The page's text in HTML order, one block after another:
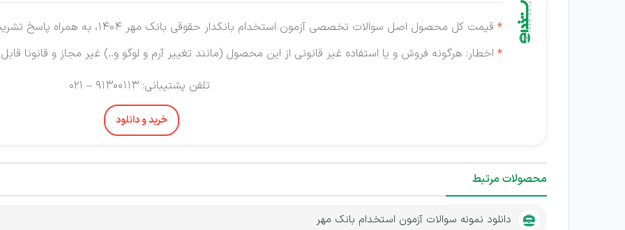
* قیمت کل محصول اصل سوالات تخصصی آزمون استخدام بانکدار حقوقی بانک مهر 1404، به همراه پاسخ تشریحی،
* اخطار: هرگونه فروش و یا استفاده غیر قانونی از این محصول (مانند تغییر آرم و لوگو و..) غیر مجاز و قانونا
تلفن پشتیبانی: 91300113 – 021
خرید و دانلود
محصولات مرتبط
دانلود نمونه سوالات آزمون استخدام بانک مهر